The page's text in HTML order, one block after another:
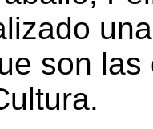
son